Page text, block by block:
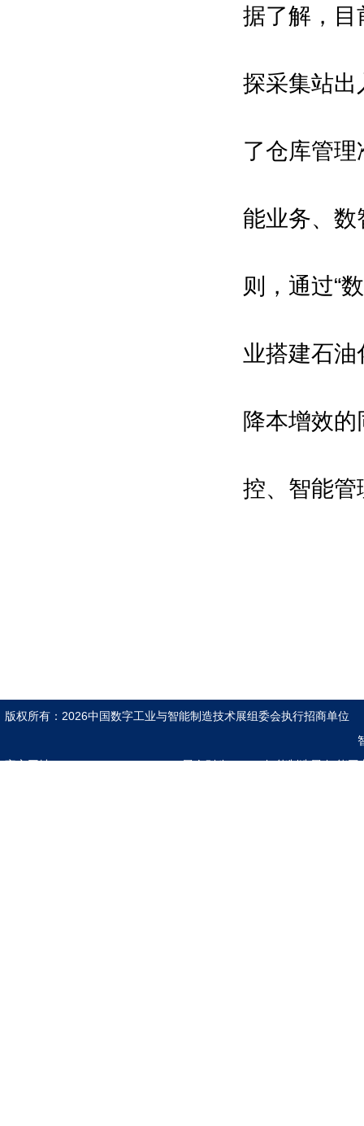
据了解，目
探采集站出
了仓库管理
能业务、数
则，通过“
业搭建石
降本增效
控、智能管
版权所有：2026中国数字工业与智能制造技术展组委会执行招商单
官方网址：www.znzzexpo.com展会别称：2026智能制造展|智能